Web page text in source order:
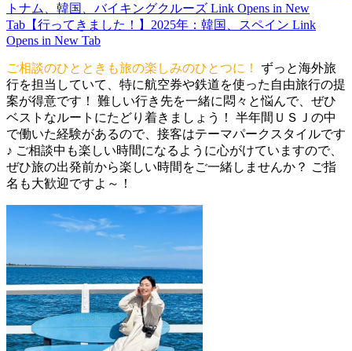
トナム、韓国、バイキングクルーズ Link Opens in New
Tab 【行ってきました！】2025年：韓国、スペイン Link
Opens in New Tab
ご相談のひとときも旅の楽しみのひとつに！
ずっと海外旅
行を担当していて、特に航空券や鉄道を使った自由旅行の提
案が得意です！ 難しい行き先を一緒に悶々と悩んで、ぜひ
ベストなルートにたどり着きましょう！ 半年間ＵＳＪの中
で働いた経験があるので、接客はテーマパークスタイルです
♪ ご相談中も楽しい時間になるように心がけていますので、
ぜひ旅の出発前から楽しい時間をご一緒しませんか？ ご指
名も大歓迎ですよ～！